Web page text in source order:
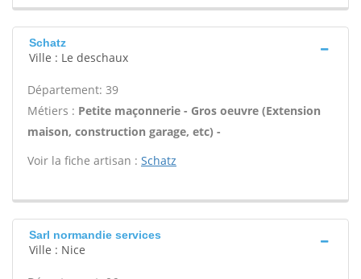
Schatz
Ville : Le deschaux
Département: 39
Métiers : Petite maçonnerie - Gros oeuvre (Extension
maison, construction garage, etc) -
Voir la fiche artisan : Schatz
Sarl normandie services
Ville : Nice